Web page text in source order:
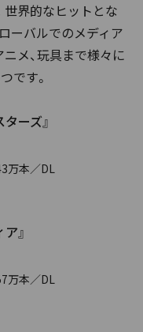
界的なヒットとな
ーバルでのメディア
メ、玩具まで様々に
です。
ーズ』
万本／DL
』
万本／DL